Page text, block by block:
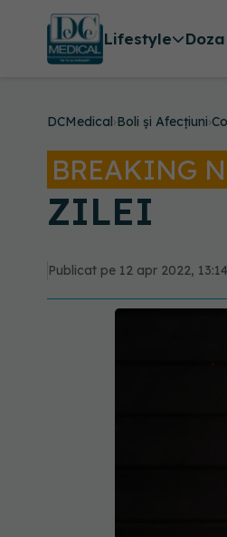
Lifestyle
DCMedical›Boli și Afecțiuni›
BREAKING
ZILEI
Publicat pe 12 apr 2022, 13:14